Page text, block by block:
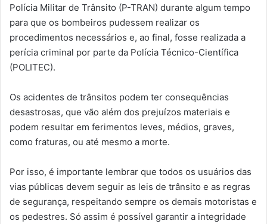
Polícia Militar de Trânsito (P-TRAN) durante algum tempo
para que os bombeiros pudessem realizar os
procedimentos necessários e, ao final, fosse realizada a
perícia criminal por parte da Polícia Técnico-Científica
(POLITEC).
Os acidentes de trânsitos podem ter consequências
desastrosas, que vão além dos prejuízos materiais e
podem resultar em ferimentos leves, médios, graves,
como fraturas, ou até mesmo a morte.
Por isso, é importante lembrar que todos os usuários das
vias públicas devem seguir as leis de trânsito e as regras
de segurança, respeitando sempre os demais motoristas e
os pedestres. Só assim é possível garantir a integridade